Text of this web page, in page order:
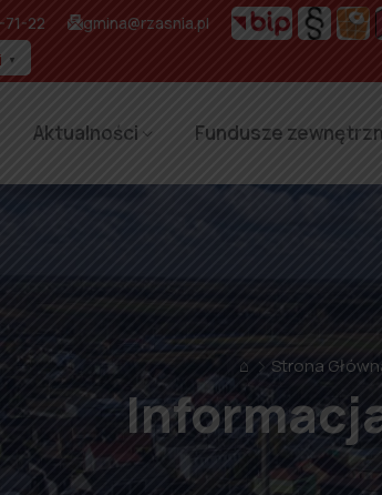
22 gmina@rzasnia.pl
▼
Aktualności Fundusze
⌂ Strona